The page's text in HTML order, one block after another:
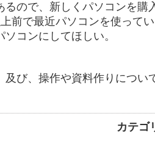
ので、新しくパソコンを購
前で最近パソコンを使って
コンにしてほしい。
び、操作や資料作りについ
カテゴ